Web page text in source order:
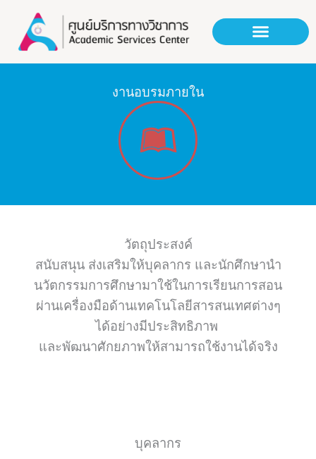
content
งานอบรมภายใน
วัตถุประสงค์
สนับสนุน ส่งเสริมให้บุคลากร และนักศึกษานำ
นวัตกรรมการศึกษามาใช้ในการเรียนการสอน
ผ่านเครื่องมือด้านเทคโนโลยีสารสนเทศต่างๆ
ได้อย่างมีประสิทธิภาพ
และพัฒนาศักยภาพให้สามารถใช้งานได้จริง
บุคลากร